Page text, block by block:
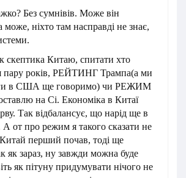
Без сумнівів. Може він
може, ніхто там насправді не знає,
скептика Китаю, спитати хто
пару років, РЕЙТИНГ Трампа(а ми
в США ще говоримо) чи РЕЖИМ
на Сі. Економіка в Китаї
Так відбалансує, що нарід ще в
А от про режим я такого сказати не
перший почав, тоді ще
як зараз, ну завжди можна буде
як пітуну придумувати нічого не